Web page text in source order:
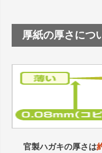
厚紙の厚さにつ
官製ハガキの厚さは